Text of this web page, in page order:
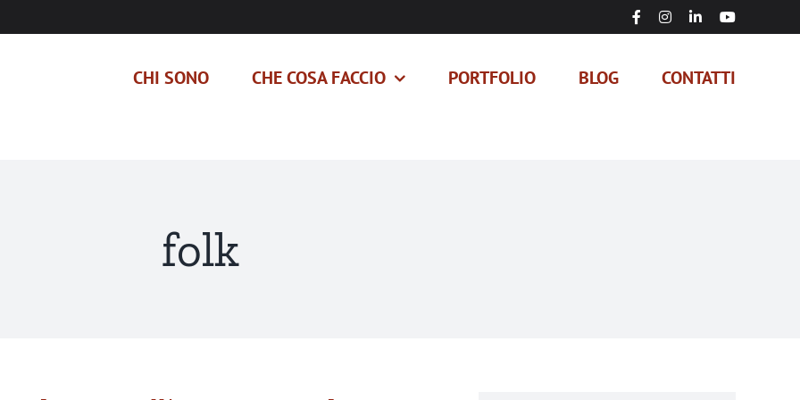
FacebookInstagram
LinkedInYouTube
CHI SONO CHE COSA FACCIO PORTFOLIO BLOG CONTATTI
folk